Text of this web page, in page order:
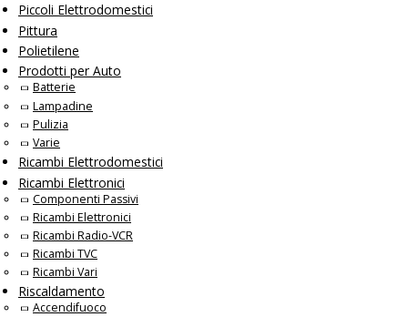
Piccoli Elettrodomestici
Pittura
Polietilene
Prodotti per Auto
Batterie
Lampadine
Pulizia
Varie
Ricambi Elettrodomestici
Ricambi Elettronici
Componenti Passivi
Ricambi Elettronici
Ricambi Radio-VCR
Ricambi TVC
Ricambi Vari
Riscaldamento
Accendifuoco